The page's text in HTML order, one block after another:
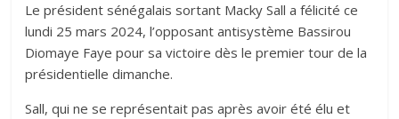
Le président sénégalais sortant Macky Sall a félicité ce
lundi 25 mars 2024, l’opposant antisystème Bassirou
Diomaye Faye pour sa victoire dès le premier tour de la
présidentielle dimanche.
Sall, qui ne se représentait pas après avoir été élu et